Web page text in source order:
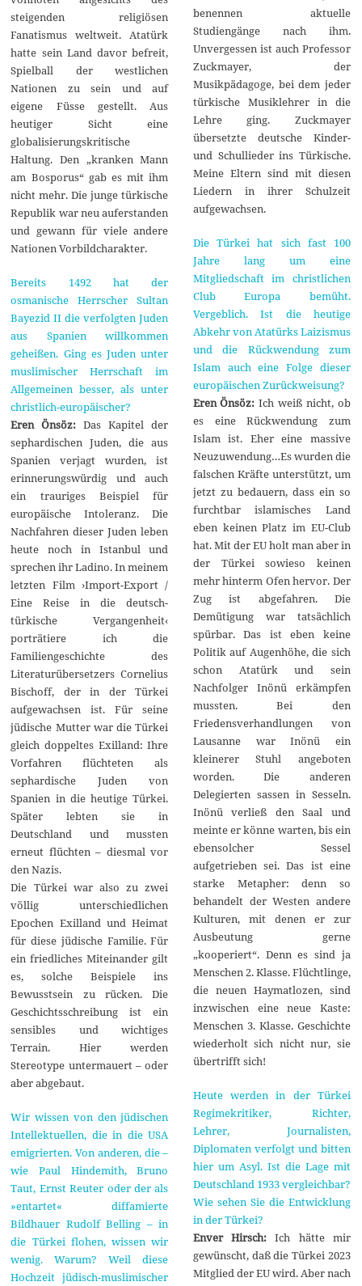
steigenden religiösen
Fanatismus weltweit. Atatürk
hatte sein Land davor befreit,
Spielball der westlichen
Nationen zu sein und auf
eigene Füsse gestellt. Aus
heutiger Sicht eine
globalisierungskritische
Haltung. Den „kranken Mann
am Bosporus“ gab es mit ihm
nicht mehr. Die junge türkische
Republik war neu auferstanden
und gewann für viele andere
Nationen Vorbildcharakter.
Bereits 1492 hat der
osmanische Herrscher Sultan
Bayezid II die verfolgten Juden
aus Spanien willkommen
geheißen. Ging es Juden unter
muslimischer Herrschaft im
Allgemeinen besser, als unter
christlich-europäischer?
Eren Önsöz: Das Kapitel der
sephardischen Juden, die aus
Spanien verjagt wurden, ist
erinnerungswürdig und auch
ein trauriges Beispiel für
europäische Intoleranz. Die
Nachfahren dieser Juden leben
heute noch in Istanbul und
sprechen ihr Ladino. In meinem
letzten Film ›Import-Export /
Eine Reise in die deutsch-
türkische Vergangenheit‹
porträtiere ich die
Familiengeschichte des
Literaturübersetzers Cornelius
Bischoff, der in der Türkei
aufgewachsen ist. Für seine
jüdische Mutter war die Türkei
gleich doppeltes Exilland: Ihre
Vorfahren flüchteten als
sephardische Juden von
Spanien in die heutige Türkei.
Später lebten sie in
Deutschland und mussten
erneut flüchten – diesmal vor
den Nazis.
Die Türkei war also zu zwei
völlig unterschiedlichen
Epochen Exilland und Heimat
für diese jüdische Familie. Für
ein friedliches Miteinander gilt
es, solche Beispiele ins
Bewusstsein zu rücken. Die
Geschichtsschreibung ist ein
sensibles und wichtiges
Terrain. Hier werden
Stereotype untermauert – oder
aber abgebaut.
Wir wissen von den jüdischen
Intellektuellen, die in die USA
emigrierten. Von anderen, die –
wie Paul Hindemith, Bruno
Taut, Ernst Reuter oder der als
»entartet« diffamierte
Bildhauer Rudolf Belling – in
die Türkei flohen, wissen wir
wenig. Warum? Weil diese
Hochzeit jüdisch-muslimischer
benennen aktuelle
Studiengänge nach ihm.
Unvergessen ist auch Professor
Zuckmayer, der
Musikpädagoge, bei dem jeder
türkische Musiklehrer in die
Lehre ging. Zuckmayer
übersetzte deutsche Kinder-
und Schullieder ins Türkische.
Meine Eltern sind mit diesen
Liedern in ihrer Schulzeit
aufgewachsen.
Die Türkei hat sich fast 100
Jahre lang um eine
Mitgliedschaft im christlichen
Club Europa bemüht.
Vergeblich. Ist die heutige
Abkehr von Atatürks Laizismus
und die Rückwendung zum
Islam auch eine Folge dieser
europäischen Zurückweisung?
Eren Önsöz:Ich weiß nicht, ob
es eine Rückwendung zum
Islam ist. Eher eine massive
Neuzuwendung…Es wurden die
falschen Kräfte unterstützt, um
jetzt zu bedauern, dass ein so
furchtbar islamisches Land
eben keinen Platz im EU-Club
hat. Mit der EU holt man aber in
der Türkei sowieso keinen
mehr hinterm Ofen hervor. Der
Zug ist abgefahren. Die
Demütigung war tatsächlich
spürbar. Das ist eben keine
Politik auf Augenhöhe, die sich
schon Atatürk und sein
Nachfolger Inönü erkämpfen
mussten. Bei den
Friedensverhandlungen von
Lausanne war Inönü ein
kleinerer Stuhl angeboten
worden. Die anderen
Delegierten sassen in Sesseln.
Inönü verließ den Saal und
meinte er könne warten, bis ein
ebensolcher Sessel
aufgetrieben sei. Das ist eine
starke Metapher: denn so
behandelt der Westen andere
Kulturen, mit denen er zur
Ausbeutung gerne
„kooperiert“. Denn es sind ja
Menschen 2. Klasse. Flüchtlinge,
die neuen Haymatlozen, sind
inzwischen eine neue Kaste:
Menschen 3. Klasse. Geschichte
wiederholt sich nicht nur, sie
übertrifft sich!
Heute werden in der Türkei
Regimekritiker, Richter,
Lehrer, Journalisten,
Diplomaten verfolgt und bitten
hier um Asyl. Ist die Lage mit
Deutschland 1933 vergleichbar?
Wie sehen Sie die Entwicklung
in der Türkei?
Enver Hirsch:Ich hätte mir
gewünscht, daß die Türkei 2023
Mitglied der EU wird. Aber nach